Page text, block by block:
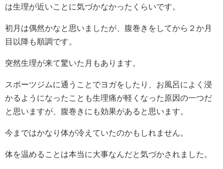
は生理が近いことに気づかなかったくらいです。
初月は偶然かなと思いましたが、腹巻きをしてから２か月
目以降も順調です。
突然生理が来て驚いた月もあります。
スポーツジムに通うことでヨガをしたり、お風呂によく浸
かるようになったことも生理痛が軽くなった原因の一つだ
と思いますが、腹巻きにも効果があると思います。
今まではかなり体が冷えていたのかもしれません。
体を温めることは本当に大事なんだと気づかされました。